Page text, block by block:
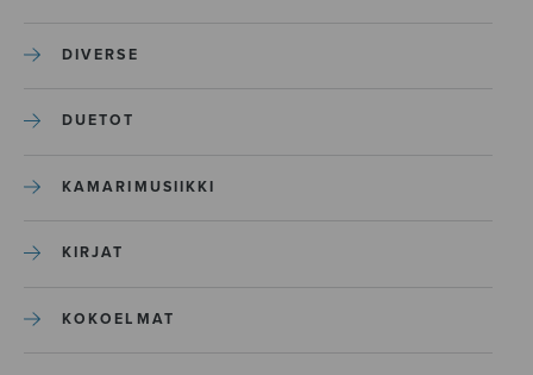
DIVERSE
DUETOT
KAMARIMUSIIKKI
KIRJAT
KOKOELMAT